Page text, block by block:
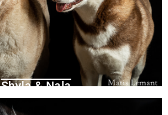
Shyla & Nala